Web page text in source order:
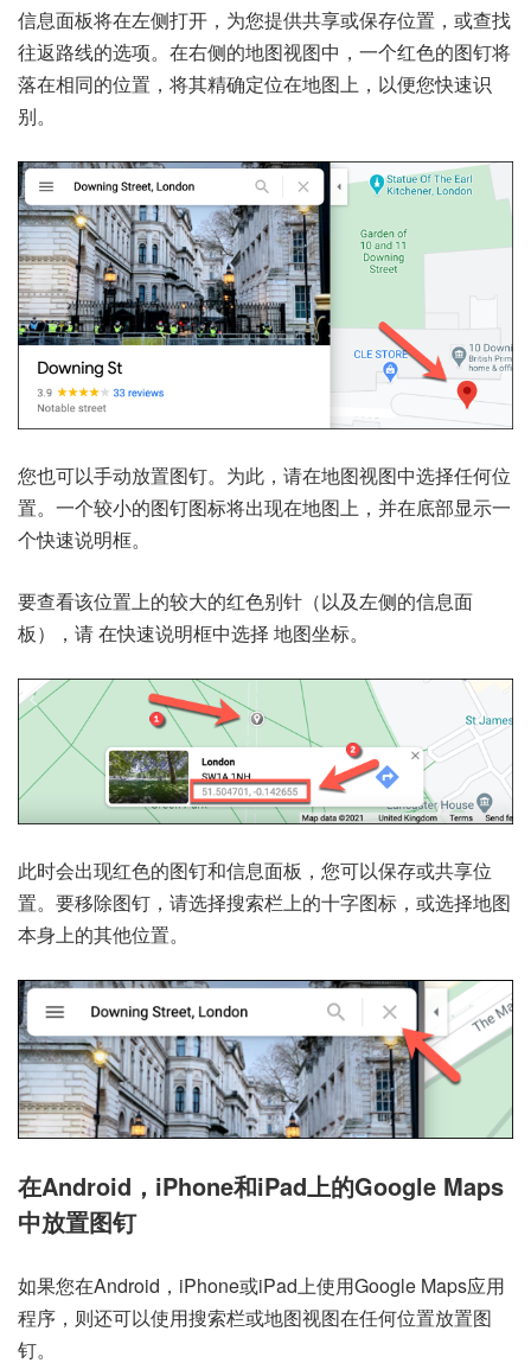
信息面板将在左侧打开，为您提供共享或保存位置，或查找
往返路线的选项。在右侧的地图视图中，一个红色的图钉将
落在相同的位置，将其精确定位在地图上，以便您快速识
别。
您也可以手动放置图钉。为此，请在地图视图中选择任何位
置。一个较小的图钉图标将出现在地图上，并在底部显示一
个快速说明框。
要查看该位置上的较大的红色别针（以及左侧的信息面
板），请 在快速说明框中选择 地图坐标。
此时会出现红色的图钉和信息面板，您可以保存或共享位
置。要移除图钉，请选择搜索栏上的十字图标，或选择地图
本身上的其他位置。
在Android，iPhone和iPad上的Google Maps
中放置图钉
如果您在Android ， iPhone或iPad上使用Google Maps应用
程序，则还可以使用搜索栏或地图视图在任何位置放置图
钉。